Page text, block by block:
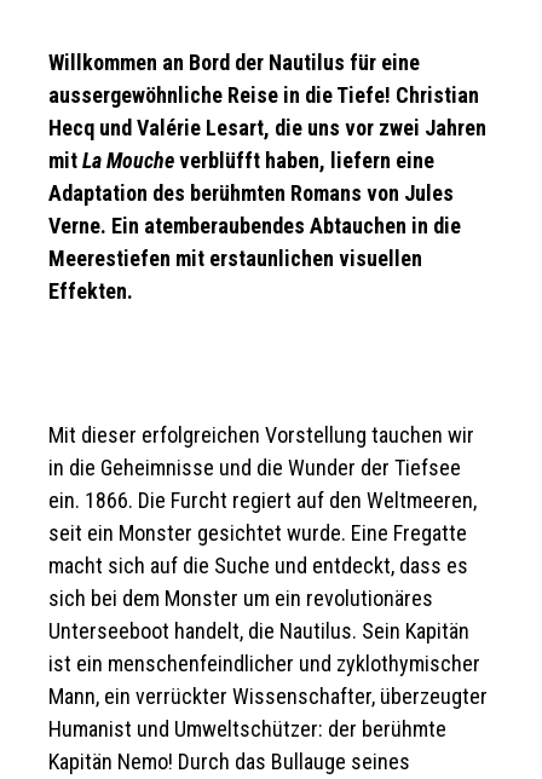
Willkommen an Bord der Nautilus für eine
aussergewöhnliche Reise in die Tiefe! Christian
Hecq und Valérie Lesart, die uns vor zwei Jahren
mitLa Moucheverblüfft haben, liefern eine
Adaptation des berühmten Romans von Jules
Verne. Ein atemberaubendes Abtauchen in die
Meerestiefen mit erstaunlichen visuellen
Effekten.
Mit dieser erfolgreichen Vorstellung tauchen wir
in die Geheimnisse und die Wunder der Tiefsee
ein. 1866. Die Furcht regiert auf den Weltmeeren,
seit ein Monster gesichtet wurde. Eine Fregatte
macht sich auf die Suche und entdeckt, dass es
sich bei dem Monster um ein revolutionäres
Unterseeboot handelt, die Nautilus. Sein Kapitän
ist ein menschenfeindlicher und zyklothymischer
Mann, ein verrückter Wissenschafter, überzeugter
Humanist und Umweltschützer: der berühmte
Kapitän Nemo! Durch das Bullauge seines